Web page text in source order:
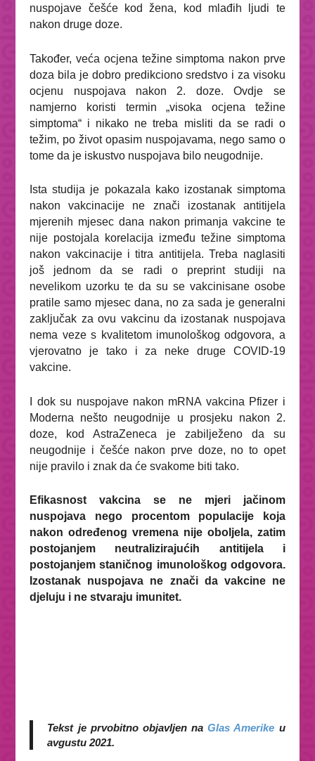
nuspojave češće kod žena, kod mlađih ljudi te
nakon druge doze.
Također, veća ocjena težine simptoma nakon prve
doza bila je dobro predikciono sredstvo i za visoku
ocjenu nuspojava nakon 2. doze. Ovdje se
namjerno koristi termin „visoka ocjena težine
simptoma“ i nikako ne treba misliti da se radi o
težim, po život opasim nuspojavama, nego samo o
tome da je iskustvo nuspojava bilo neugodnije.
Ista studija je pokazala kako izostanak simptoma
nakon vakcinacije ne znači izostanak antitijela
mjerenih mjesec dana nakon primanja vakcine te
nije postojala korelacija između težine simptoma
nakon vakcinacije i titra antitijela. Treba naglasiti
još jednom da se radi o preprint studiji na
nevelikom uzorku te da su se vakcinisane osobe
pratile samo mjesec dana, no za sada je generalni
zaključak za ovu vakcinu da izostanak nuspojava
nema veze s kvalitetom imunološkog odgovora, a
vjerovatno je tako i za neke druge COVID-19
vakcine.
I dok su nuspojave nakon mRNA vakcina Pfizer i
Moderna nešto neugodnije u prosjeku nakon 2.
doze, kod AstraZeneca je zabilježeno da su
neugodnije i češće nakon prve doze, no to opet
nije pravilo i znak da će svakome biti tako.
Efikasnost vakcina se ne mjeri jačinom
nuspojava nego procentom populacije koja
nakon određenog vremena nije oboljela, zatim
postojanjem neutralizirajućih antitijela i
postojanjem staničnog imunološkog odgovora.
Izostanak nuspojava ne znači da vakcine ne
djeluju i ne stvaraju imunitet.
Tekst je prvobitno objavljen naGlas Amerike u
avgustu 2021.